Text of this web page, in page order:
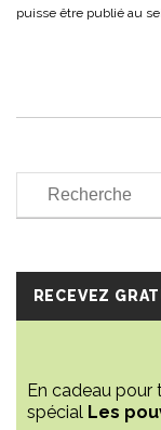
RECEVEZ
En cadeau pour
spécial Les